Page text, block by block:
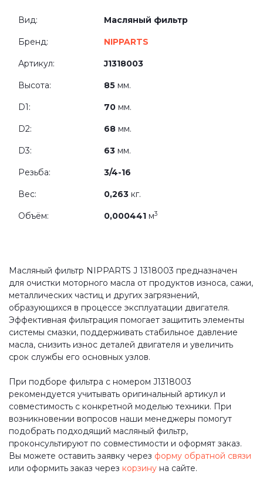
Вид: Масляный фильтр
Бренд: NIPPARTS
Артикул: J1318003
Высота: 85 мм.
D1: 70 мм.
D2: 68 мм.
D3: 63 мм.
Резьба: 3/4-16
Вес: 0,263 кг.
Объём: 0,000441 м3
Масляный фильтр NIPPARTS J 1318003 предназначен
для очистки моторного масла от продуктов износа, сажи,
металлических частиц и других загрязнений,
образующихся в процессе эксплуатации двигателя.
Эффективная фильтрация помогает защитить элементы
системы смазки, поддерживать стабильное давление
масла, снизить износ деталей двигателя и увеличить
срок службы его основных узлов.
При подборе фильтра с номером J1318003
рекомендуется учитывать оригинальный артикул и
совместимость с конкретной моделью техники. При
возникновении вопросов наши менеджеры помогут
подобрать подходящий масляный фильтр,
проконсультируют по совместимости и оформят заказ.
Вы можете оставить заявку через форму обратной связи
или оформить заказ через корзину на сайте.